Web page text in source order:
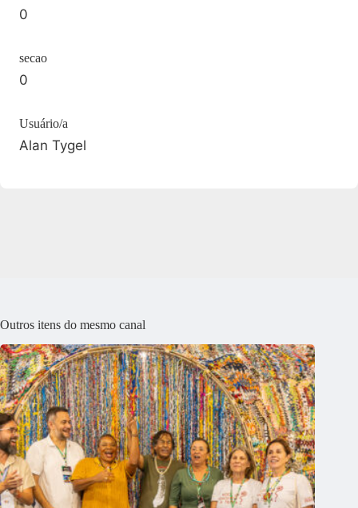
0
secao
0
Usuário/a
Alan Tygel
Outros itens do mesmo canal